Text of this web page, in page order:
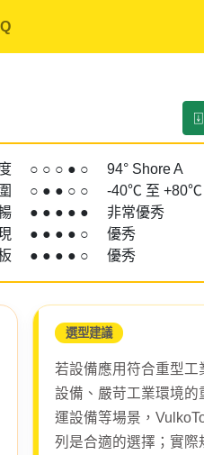
○ ○ ○ ● ○ 94° Shore A
圍 ○ ● ● ○ ○ -40℃ 至 +80℃
暢 ● ● ● ● ● 非常優秀
現 ● ● ● ● ○ 優秀
板 ● ● ● ● ○ 優秀
選型建議
若設備應用符合重型工
設備、嚴苛工業環境的
運設備等場景，
列是合適的選擇；實際